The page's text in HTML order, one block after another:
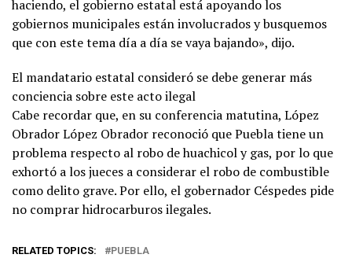
haciendo, el gobierno estatal está apoyando los
gobiernos municipales están involucrados y busquemos
que con este tema día a día se vaya bajando», dijo.
El mandatario estatal consideró se debe generar más
conciencia sobre este acto ilegal
Cabe recordar que, en su conferencia matutina, López
Obrador López Obrador reconoció que Puebla tiene un
problema respecto al robo de huachicol y gas, por lo que
exhortó a los jueces a considerar el robo de combustible
como delito grave. Por ello, el gobernador Céspedes pide
no comprar hidrocarburos ilegales.
RELATED TOPICS: PUEBLA